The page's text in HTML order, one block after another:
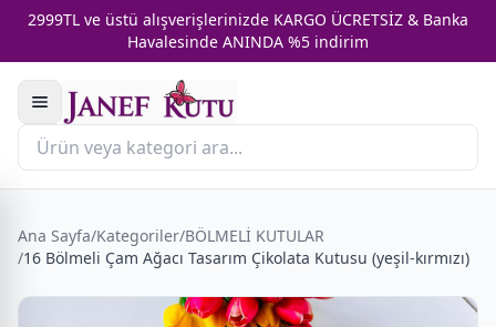
2999TL ve üstü alışverişlerinizde KARGO ÜCRETSİZ & Banka
Havalesinde ANINDA %5 indirim
Ana Sayfa/Kategoriler/BÖLMELİ KUTULAR
/16 Bölmeli Çam Ağacı Tasarım Çikolata Kutusu (yeşil-kırmızı)